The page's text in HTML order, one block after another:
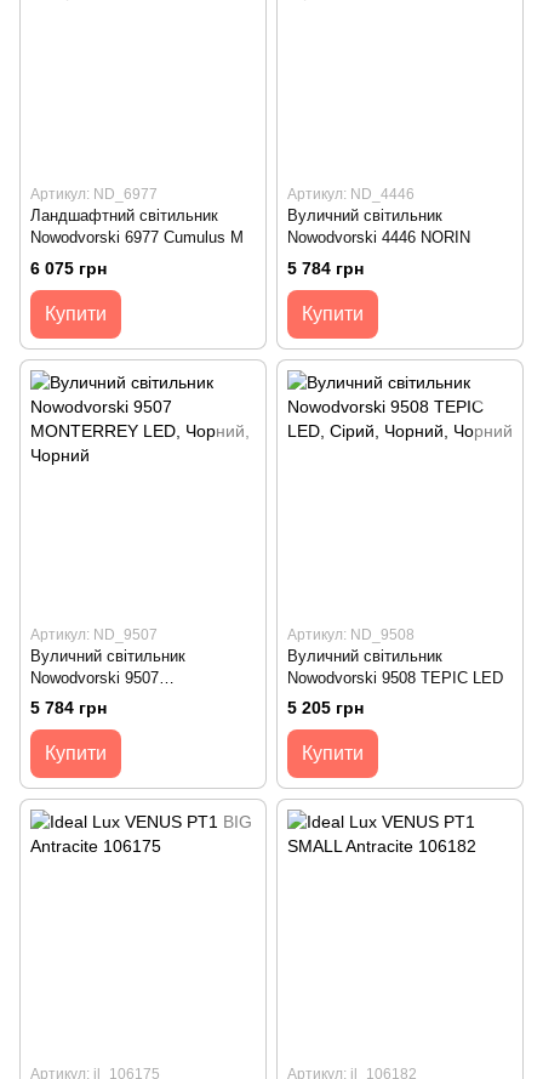
Артикул: ND_6977
Ландшафтний світильник
Nowodvorski 6977 Cumulus M
6 075 грн
Купити
Артикул: ND_4446
Вуличний світильник
Nowodvorski 4446 NORIN
5 784 грн
Купити
Артикул: ND_9507
Вуличний світильник
Nowodvorski 9507
MONTERREY LED
5 784 грн
Купити
Артикул: ND_9508
Вуличний світильник
Nowodvorski 9508 TEPIC LED
5 205 грн
Купити
Артикул: il_106175 Артикул: il_106182